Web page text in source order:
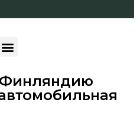
Финляндию